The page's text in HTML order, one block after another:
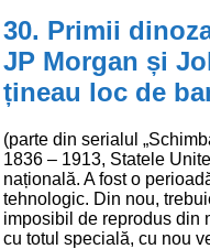
30. Primii
JP Morgan și
țineau loc de
(parte din serialul
1836 – 1913, Statele
națională. A fost o
tehnologic. Din nou,
imposibil de reprodus din
cu totul specială, cu nou